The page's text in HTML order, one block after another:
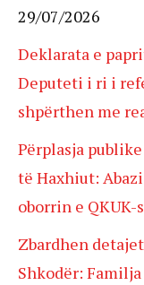
29/07/2026
Deklarata e
Deputeti i ri i
shpërthen me
Përplasja
të Haxhiut:
oborrin e QKUK-
Zbardhen
Shkodër: